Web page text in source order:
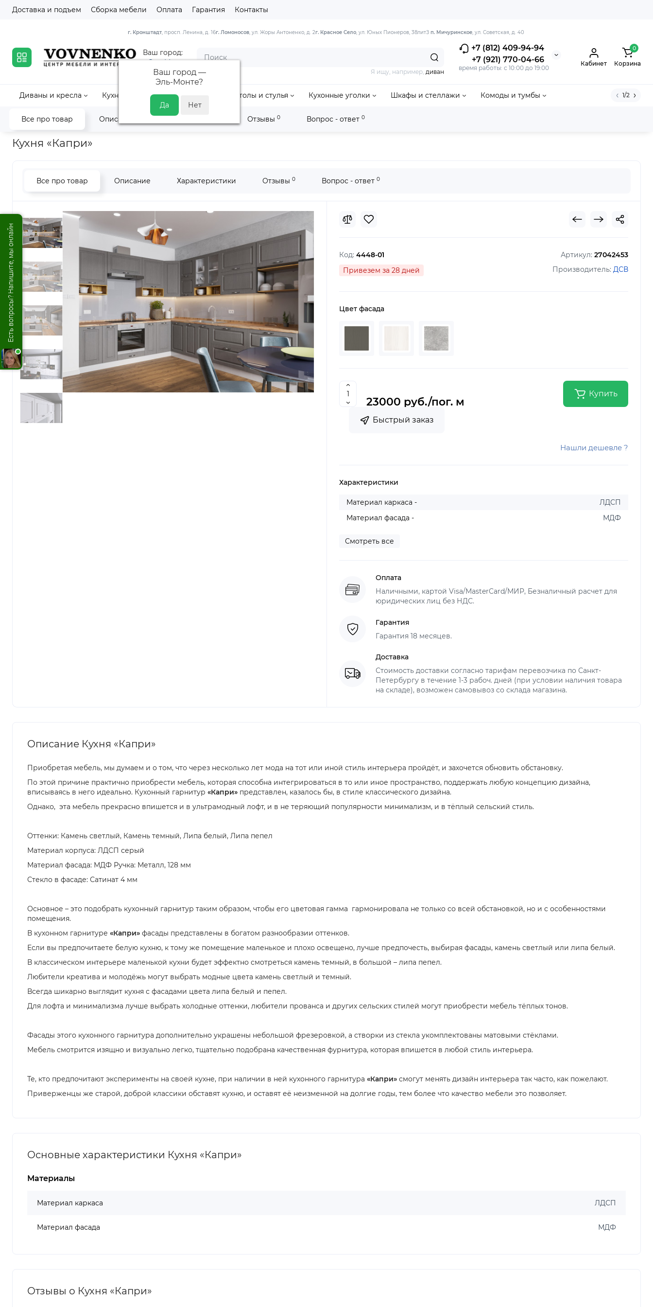
Доставка и подъем Сборка мебели Оплата Гарантия Контакты
Ваш город:
Эль-Монте
Ваш город —
Эль-Монте?
г. Кронштадт, просп. Ленина, д. 16г. Ломоносов, ул. Жоры Антоненко, д. 2г. Красное Село, ул. Юных Пионеров, 38литЗ п. Мичуринское, ул. Советская, д. 40
+7 (812) 409-94-94
+7 (921) 770-04-66
время работы: с 10:00 до 19:00
Я ищу, например, диван
Кабинет
0
Корзина
Диваны и кресла Кухни Кровати и матрасы Столы и стулья Кухонные уголки Шкафы и стеллажи Комоды и тумбы 1/2
Все про товар Описание Отзывы 0 Вопрос - ответ 0
Главная Кухня Модульные кухни Кухня «Капри»
Кухня «Капри»
Все про товар Описание Характеристики Отзывы 0 Вопрос - ответ 0
Код: 4448-01 Артикул: 27042453
Производитель: ДСВ
Привезем за 28 дней
Цвет фасада
23000 руб./пог. м
Купить
Быстрый заказ
Нашли дешевле ?
Характеристики
Материал каркаса -
ЛДСП
Материал фасада -
МДФ
Смотреть все
Оплата
Наличными, картой Visa/MasterCard/МИР, Безналичный расчет для
юридических лиц без НДС.
Гарантия
Гарантия 18 месяцев.
Доставка
Стоимость доставки согласно тарифам перевозчика по Санкт-
Петербургу в течение 1-3 рабоч. дней (при условии наличия товара
на складе), возможен самовывоз со склада магазина.
Описание Кухня «Капри»
Приобретая мебель, мы думаем и о том, что через несколько лет мода на тот или иной стиль интерьера пройдёт, и захочется обновить обстановку.
По этой причине практично приобрести мебель, которая способна интегрироваться в то или иное пространство, поддержать любую концепцию дизайна,
вписываясь в него идеально. Кухонный гарнитур «Капри» представлен, казалось бы, в стиле классического дизайна.
Однако, эта мебель прекрасно впишется и в ультрамодный лофт, и в не теряющий популярности минимализм, и в тёплый сельский стиль.
Оттенки: Камень светлый, Камень темный, Липа белый, Липа пепел
Материал корпуса: ЛДСП серый
Материал фасада: МДФ Ручка: Металл, 128 мм
Стекло в фасаде: Сатинат 4 мм
Основное – это подобрать кухонный гарнитур таким образом, чтобы его цветовая гамма гармонировала не только со всей обстановкой, но и с особенностями
помещения.
В кухонном гарнитуре «Капри» фасады представлены в богатом разнообразии оттенков.
Если вы предпочитаете белую кухню, к тому же помещение маленькое и плохо освещено, лучше предпочесть, выбирая фасады, камень светлый или липа белый.
В классическом интерьере маленькой кухни будет эффектно смотреться камень темный, в большой – липа пепел.
Любители креатива и молодёжь могут выбрать модные цвета камень светлый и темный.
Всегда шикарно выглядит кухня с фасадами цвета липа белый и пепел.
Для лофта и минимализма лучше выбрать холодные оттенки, любители прованса и других сельских стилей могут приобрести мебель тёплых тонов.
Фасады этого кухонного гарнитура дополнительно украшены небольшой фрезеровкой, а створки из стекла укомплектованы матовыми стёклами.
Мебель смотрится изящно и визуально легко, тщательно подобрана качественная фурнитура, которая впишется в любой стиль интерьера.
Те, кто предпочитают эксперименты на своей кухне, при наличии в ней кухонного гарнитура «Капри» смогут менять дизайн интерьера так часто, как пожелают.
Приверженцы же старой, доброй классики обставят кухню, и оставят её неизменной на долгие годы, тем более что качество мебели это позволяет.
Основные характеристики Кухня «Капри»
Материалы
Материал каркаса ЛДСП
Материал фасада МДФ
Отзывы о Кухня «Капри»
Есть вопросы? Напишите, мы онлайн